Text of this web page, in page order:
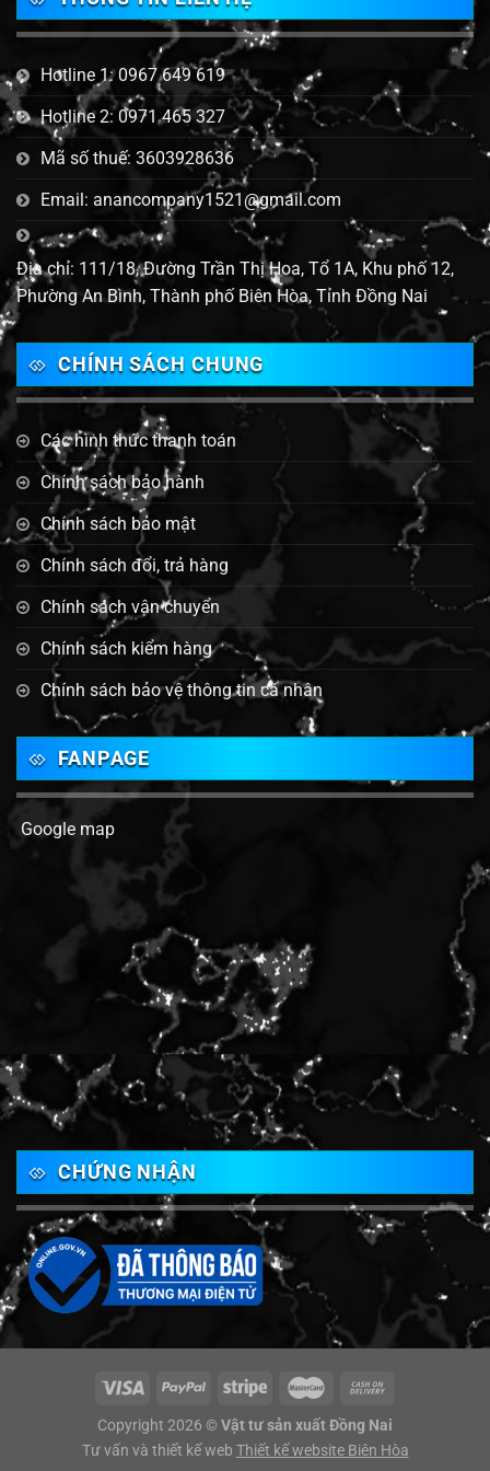
Hotline 1: 0967 649 619
Hotline 2: 0971 465 327
Mã số thuế: 3603928636
Email: anancompany1521@gmail.com
Địa chỉ: 111/18, Đường Trần Thị Hoa, Tổ 1A, Khu phố 12,
Phường An Bình, Thành phố Biên Hòa, Tỉnh Đồng Nai
CHÍNH SÁCH CHUNG
Các hình thức thanh toán
Chính sách bảo hành
Chính sách bảo mật
Chính sách đổi, trả hàng
Chính sách vận chuyển
Chính sách kiểm hàng
Chính sách bảo vệ thông tin cá nhân
FANPAGE
Google map
CHỨNG NHẬN
Copyright 2026 © Vật tư sản xuất Đồng Nai
Tư vấn và thiết kế web Thiết kế website Biên Hòa